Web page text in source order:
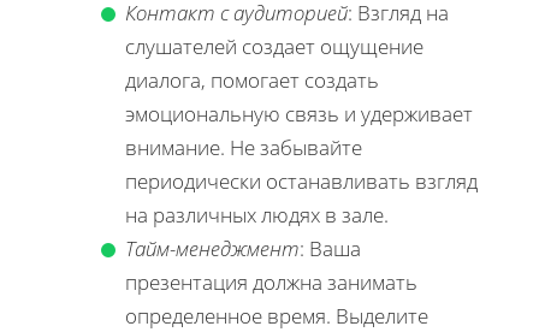
Контакт с аудиторией: Взгляд на
слушателей создает ощущение
диалога, помогает создать
эмоциональную связь и удерживает
внимание. Не забывайте
периодически останавливать взгляд
на различных людях в зале.
Тайм-менеджмент: Ваша
презентация должна занимать
определенное время. Выделите